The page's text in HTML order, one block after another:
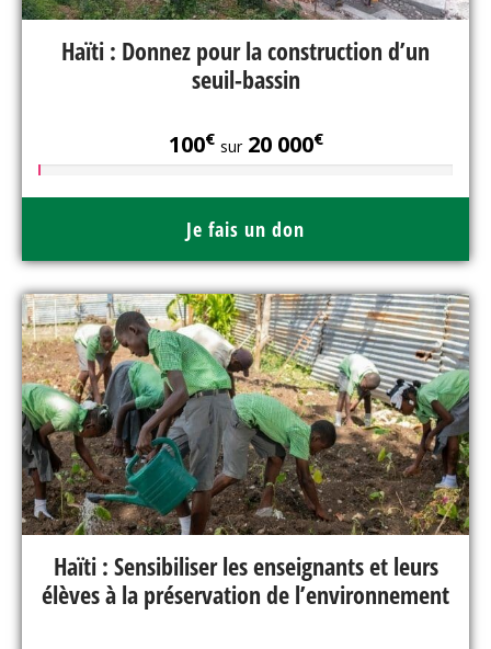
Haïti : Donnez pour la construction d’un
seuil-bassin
100€ sur20 000€
Je fais un don
Haïti : Sensibiliser les enseignants et leurs
élèves à la préservation de l’environnement